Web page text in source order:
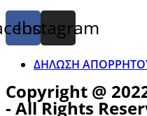
Instagram
ΔΗΛΩΣΗ
Copyright @
- All Rights